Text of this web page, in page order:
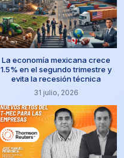
La economía mexicana crece
1.5% en el segundo trimestre y
evita la recesión técnica
31 julio, 2026